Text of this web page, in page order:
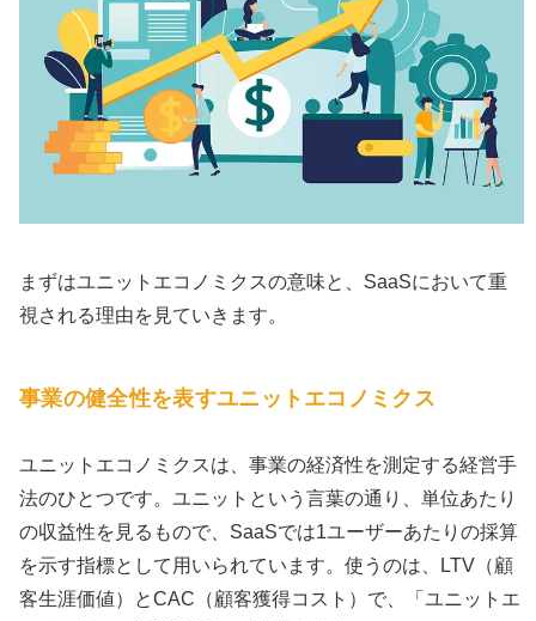
まずはユニットエコノミクスの意味と、SaaSにおいて重
視される理由を見ていきます。
事業の健全性を表すユニットエコノミクス
ユニットエコノミクスは、事業の経済性を測定する経営手
法のひとつです。ユニットという言葉の通り、単位あたり
の収益性を見るもので、SaaSでは1ユーザーあたりの採算
を示す指標として用いられています。使うのは、LTV（顧
客生涯価値）とCAC（顧客獲得コスト）で、「ユニットエ